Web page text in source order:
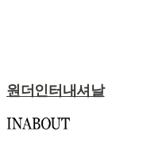
원더인터내셔날